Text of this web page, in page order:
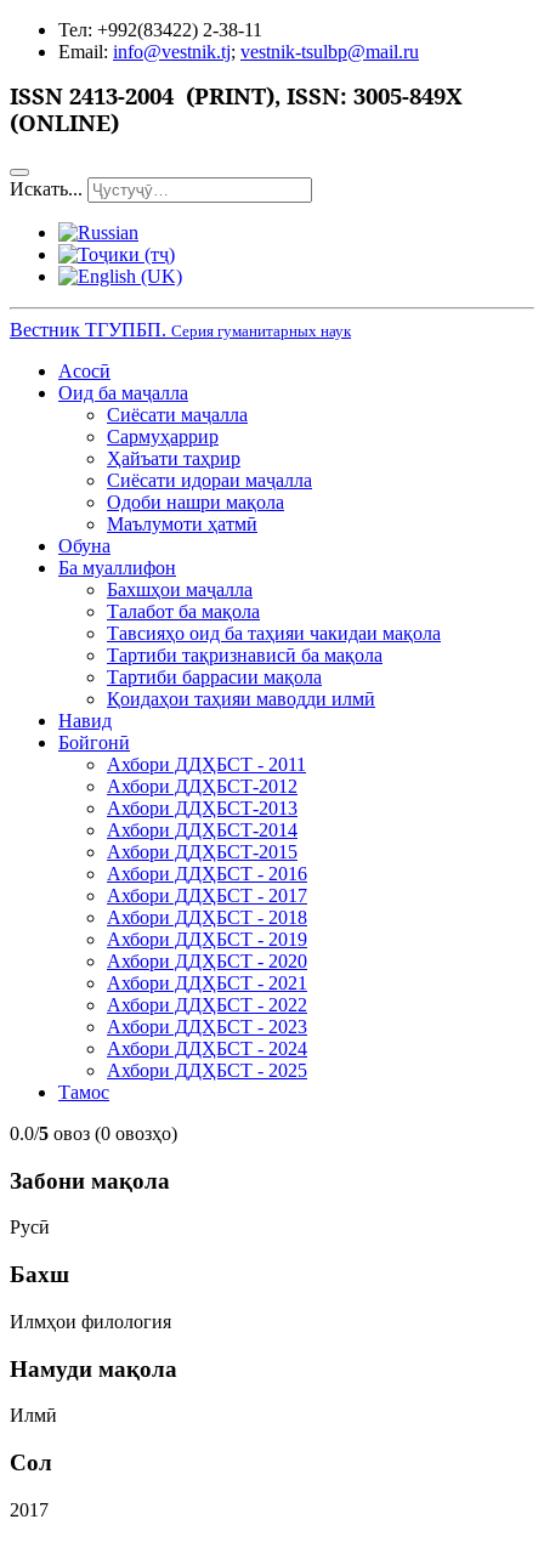
Тел: +992(83422) 2-38-11
Email: info@vestnik.tj; vestnik-tsulbp@mail.ru
ISSN 2413-2004 (PRINT), ISSN: 3005-849X
(ONLINE)
Искать...
Вестник ТГУПБП. Серия гуманитарных наук
Асосӣ
Оид ба маҷалла
Сиёсати маҷалла
Сармуҳаррир
Ҳайъати таҳрир
Сиёсати идораи маҷалла
Одоби нашри мақола
Маълумоти ҳатмӣ
Обуна
Ба муаллифон
Бахшҳои маҷалла
Талабот ба мақола
Тавсияҳо оид ба таҳияи чакидаи мақола
Тартиби тақризнависӣ ба мақола
Тартиби баррасии мақола
Қоидаҳои таҳияи маводди илмӣ
Навид
Бойгонӣ
Ахбори ДДҲБСТ - 2011
Ахбори ДДҲБСТ-2012
Ахбори ДДҲБСТ-2013
Ахбори ДДҲБСТ-2014
Ахбори ДДҲБСТ-2015
Ахбори ДДҲБСТ - 2016
Ахбори ДДҲБСТ - 2017
Ахбори ДДҲБСТ - 2018
Ахбори ДДҲБСТ - 2019
Ахбори ДДҲБСТ - 2020
Ахбори ДДҲБСТ - 2021
Ахбори ДДҲБСТ - 2022
Ахбори ДДҲБСТ - 2023
Ахбори ДДҲБСТ - 2024
Ахбори ДДҲБСТ - 2025
Тамос
0.0/5 овоз (0 овозҳо)
Забони мақола
Русӣ
Бахш
Илмҳои филология
Намуди мақола
Илмӣ
Сол
2017